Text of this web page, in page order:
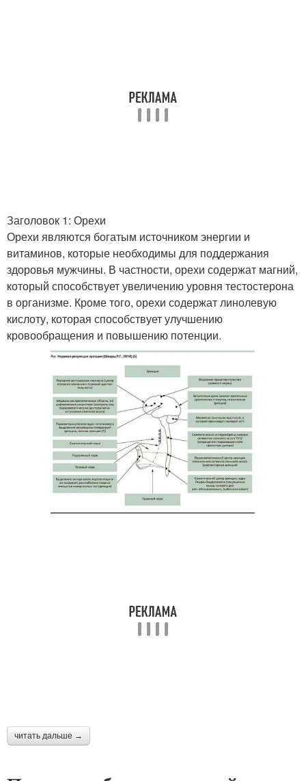
Заголовок 1: Орехи
Орехи являются богатым источником энергии и
витаминов, которые необходимы для поддержания
здоровья мужчины. В частности, орехи содержат магний,
который способствует увеличению уровня тестостерона
в организме. Кроме того, орехи содержат линолевую
кислоту, которая способствует улучшению
кровообращения и повышению потенции.
читать дальше →